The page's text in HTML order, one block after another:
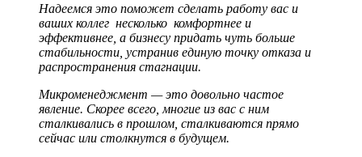
Надеемся это поможет сделать работу вас и
ваших коллег несколько комфортнее и
эффективнее, а бизнесу придать чуть больше
стабильности, устранив единую точку отказа и
распространения стагнации.
Микроменеджмент — это довольно частое
явление. Скорее всего, многие из вас с ним
сталкивались в прошлом, сталкиваются прямо
сейчас или столкнутся в будущем.